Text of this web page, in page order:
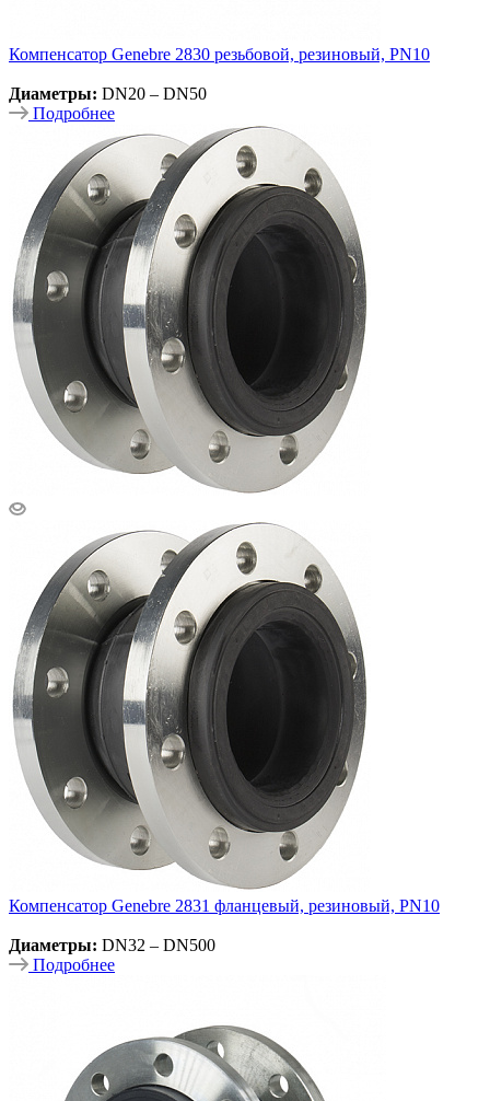
Компенсатор Genebre 2830 резьбовой, резиновый, PN10
Диаметры: DN20 – DN50
Подробнее
Компенсатор Genebre 2831 фланцевый, резиновый, PN10
Диаметры: DN32 – DN500
Подробнее